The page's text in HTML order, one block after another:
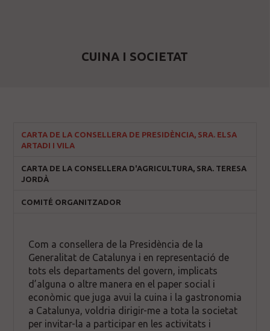
CUINA I SOCIETAT
CARTA DE LA CONSELLERA DE PRESIDÈNCIA, SRA. ELSA
ARTADI I VILA
CARTA DE LA CONSELLERA D'AGRICULTURA, SRA. TERESA
JORDÀ
COMITÉ ORGANITZADOR
Com a consellera de la Presidència de la
Generalitat de Catalunya i en representació de
tots els departaments del govern, implicats
d’alguna o altre manera en el paper social i
econòmic que juga avui la cuina i la gastronomia
a Catalunya, voldria dirigir-me a tota la societat
per invitar-la a participar en les activitats i